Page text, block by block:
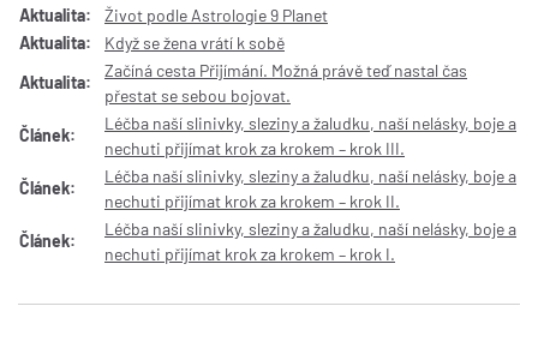
Aktualita:
Život podle Astrologie 9 Planet
Aktualita:
Když se žena vrátí k sobě
Aktualita:
Začíná cesta Přijímání. Možná právě teď nastal čas
přestat se sebou bojovat.
Článek:
Léčba naší slinivky, sleziny a žaludku, naší nelásky, boje a
nechuti přijímat krok za krokem – krok III.
Článek:
Léčba naší slinivky, sleziny a žaludku, naší nelásky, boje a
nechuti přijímat krok za krokem – krok II.
Článek:
Léčba naší slinivky, sleziny a žaludku, naší nelásky, boje a
nechuti přijímat krok za krokem – krok I.